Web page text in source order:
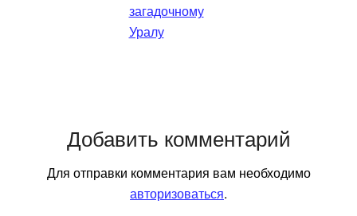
загадочному
Уралу
Добавить комментарий
Для отправки комментария вам необходимо
авторизоваться.